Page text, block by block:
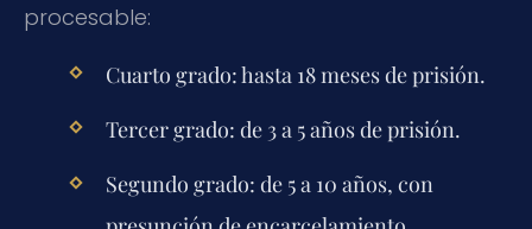
procesable:
Cuarto grado:hasta 18 meses de prisión.
Tercer grado: de 3 a 5 años de prisión.
Segundo grado: de 5 a 10 años, con